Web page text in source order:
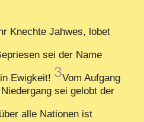
Knechte Jahwes, lobet
sei der Name
Ewigkeit! 3Vom Aufgang
sei gelobt der
alle Nationen ist